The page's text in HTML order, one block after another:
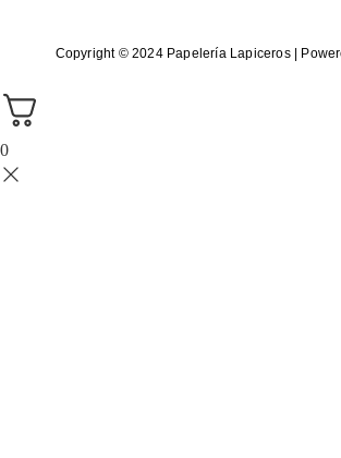
Copyright © 2024 Papelería Lapiceros |
0